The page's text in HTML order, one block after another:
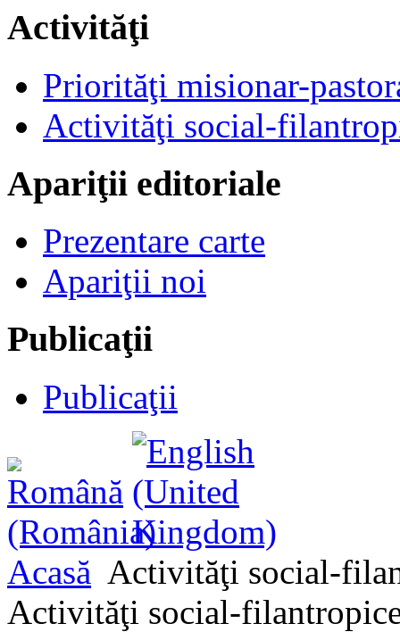
Activităţi
Priorităţi misionar-
Activităţi social-
Apariţii editoriale
Prezentare carte
Apariţii noi
Publicaţii
Publicaţii
Acasă Activităţi social-
Activităţi social-